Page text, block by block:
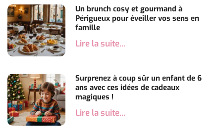
Un brunch cosy et gourmand à
Périgueux pour éveiller vos sens en
famille
Lire la suite...
Surprenez à coup sûr un enfant de 6
ans avec ces idées de cadeaux
magiques !
Lire la suite...